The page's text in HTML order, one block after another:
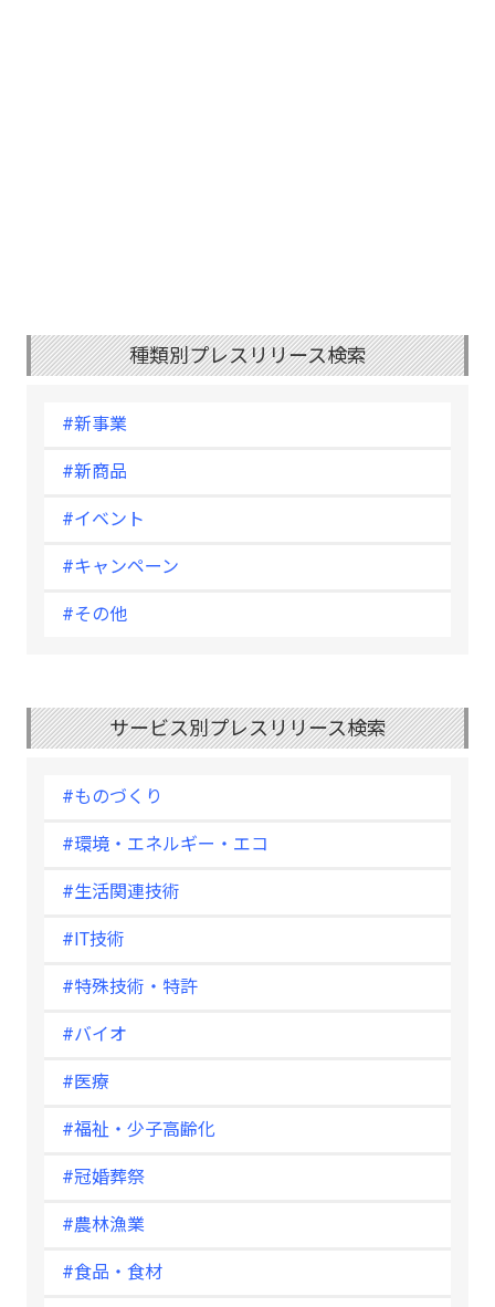
種類別プレスリリース検索
#新事業
#新商品
#イベント
#キャンペーン
#その他
サービス別プレスリリース検索
#ものづくり
#環境・エネルギー・エコ
#生活関連技術
#IT技術
#特殊技術・特許
#バイオ
#医療
#福祉・少子高齢化
#冠婚葬祭
#農林漁業
#食品・食材